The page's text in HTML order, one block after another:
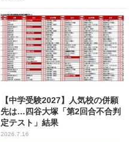
【中学受験2027】人気校の併願
先は…四谷大塚「第2回合不合判
定テスト」結果
2026.7.16